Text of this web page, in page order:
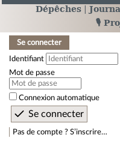
Dépêches
🎙️
Se connecter
Identifiant
Mot de passe
Connexion automatique
Pas de compte ? S’inscrire…